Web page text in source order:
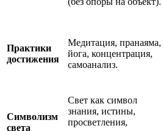
Практики
достижения
Медитация, пранаяма,
йога, концентрация,
самоанализ.
Символизм
света
Свет как символ
знания, истины,
просветления,